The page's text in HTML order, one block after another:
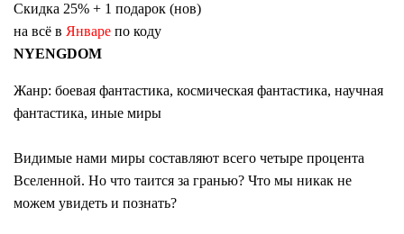
Скидка 25% + 1 подарок (нов)
на всё в Январе по коду
NYENGDOM
Жанр: боевая фантастика, космическая фантастика, научная
фантастика, иные миры
Видимые нами миры составляют всего четыре процента
Вселенной. Но что таится за гранью? Что мы никак не
можем увидеть и познать?